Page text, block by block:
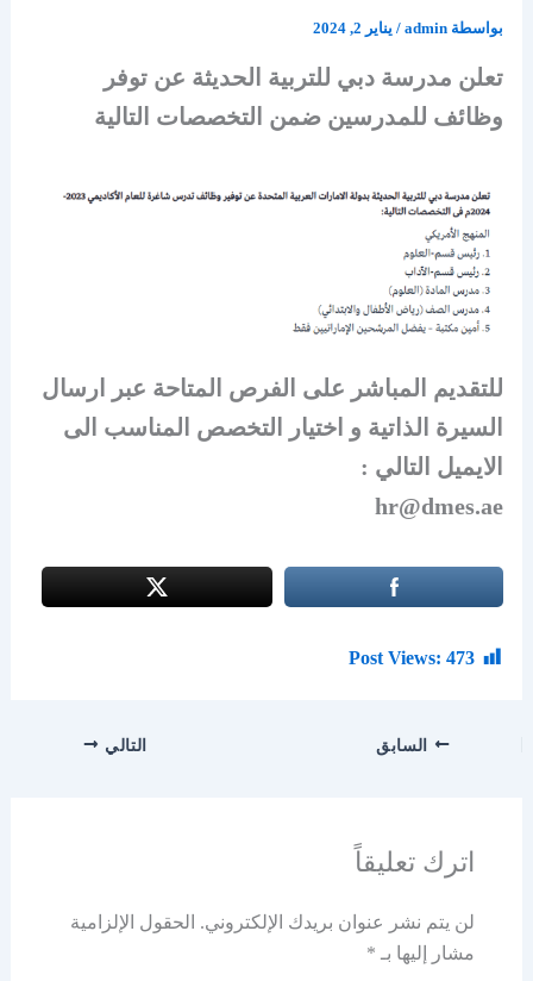
بواسطة admin
/ يناير 2, 2024
تعلن مدرسة دبي للتربية الحديثة عن توفر
وظائف للمدرسين ضمن التخصصات التالية
للتقديم المباشر على الفرص المتاحة عبر ارسال
السيرة الذاتية و اختيار التخصص المناسب الى
الايميل التالي :
hr@dmes.ae
Post Views: 473
السابق التالي
اترك تعليقاً
لن يتم نشر عنوان بريدك الإلكتروني. الحقول الإلزامية
مشار إليها بـ *